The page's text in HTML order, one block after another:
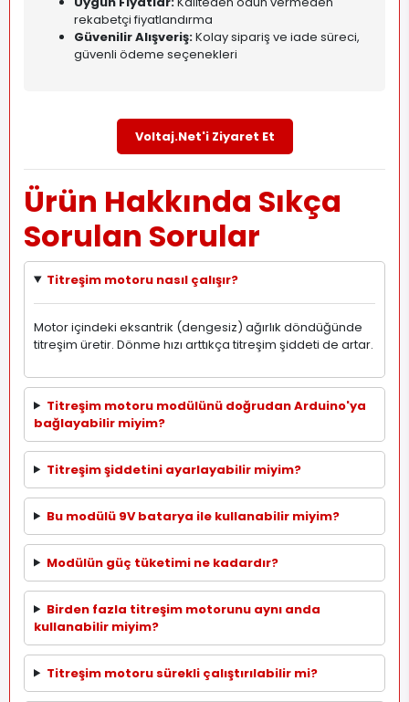
rekabetçi fiyatlandırma
Güvenilir Alışveriş:Kolay sipariş ve iade süreci,
güvenli ödeme seçenekleri
Voltaj.Net'i Ziyaret Et
Ürün Hakkında Sıkça
Sorulan Sorular
Titreşim motoru nasıl çalışır?
Motor içindeki eksantrik (dengesiz) ağırlık döndüğünde
titreşim üretir. Dönme hızı arttıkça titreşim şiddeti de artar.
Titreşim motoru modülünü doğrudan Arduino'ya
bağlayabilir miyim?
Titreşim şiddetini ayarlayabilir miyim?
Bu modülü 9V batarya ile kullanabilir miyim?
Modülün güç tüketimi ne kadardır?
Birden fazla titreşim motorunu aynı anda
kullanabilir miyim?
Titreşim motoru sürekli çalıştırılabilir mi?